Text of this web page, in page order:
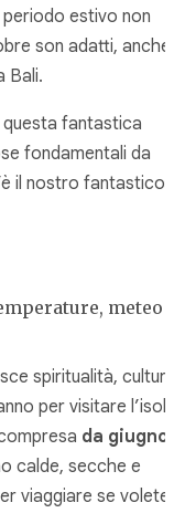
estivo non
son adatti, anche
Bali.
questa fantastica
fondamentali da
il nostro fantastico
meteo
spiritualità,
per visitare
da giugno
calde, secche e
viaggiare se volete